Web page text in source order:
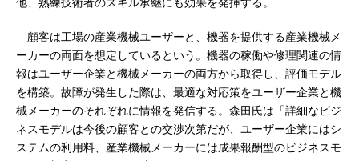
顧客は工場の産業機械ユーザーと、機器を提供する産業機械メ
ーカーの両面を想定しているという。機器の稼働や修理関連の情
報はユーザー企業と機械メーカーの両方から取得し、評価モデル
を構築。故障が発生した際は、最適な対応策をユーザー企業と機
械メーカーのそれぞれに情報を発信する。森田氏は「詳細なビジ
ネスモデルは今後の顧客との交渉次第だが、ユーザー企業にはシ
ステムの利用料、産業機械メーカーには成果報酬型のビジネスモ